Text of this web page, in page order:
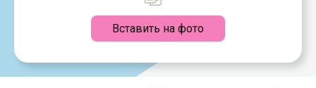
Вставить на фото